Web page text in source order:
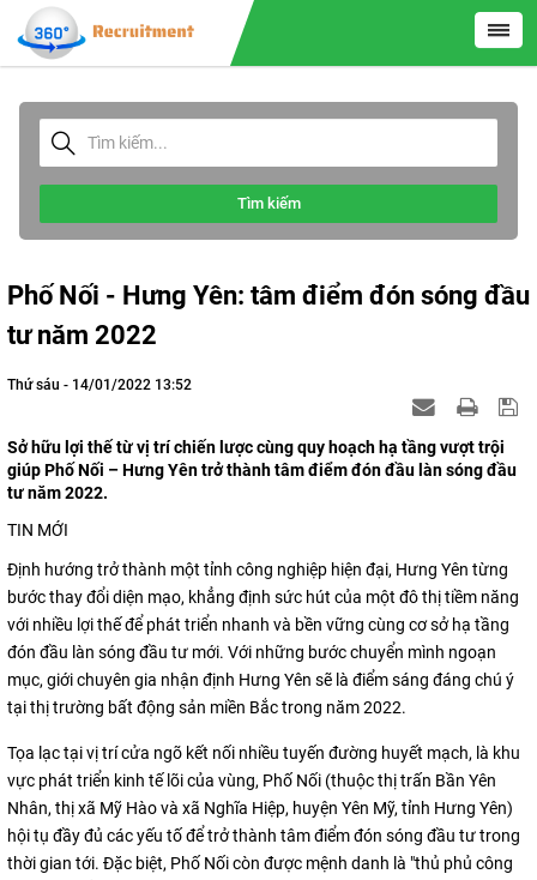
Tìm kiếm
Phố Nối - Hưng Yên: tâm điểm đón sóng đầu
tư năm 2022
Thứ sáu - 14/01/2022 13:52
Sở hữu lợi thế từ vị trí chiến lược cùng quy hoạch hạ tầng vượt trội
giúp Phố Nối – Hưng Yên trở thành tâm điểm đón đầu làn sóng đầu
tư năm 2022.
TIN MỚI
Định hướng trở thành một tỉnh công nghiệp hiện đại, Hưng Yên từng
bước thay đổi diện mạo, khẳng định sức hút của một đô thị tiềm năng
với nhiều lợi thế để phát triển nhanh và bền vững cùng cơ sở hạ tầng
đón đầu làn sóng đầu tư mới. Với những bước chuyển mình ngoạn
mục, giới chuyên gia nhận định Hưng Yên sẽ là điểm sáng đáng chú ý
tại thị trường bất động sản miền Bắc trong năm 2022.
Tọa lạc tại vị trí cửa ngõ kết nối nhiều tuyến đường huyết mạch, là khu
vực phát triển kinh tế lõi của vùng, Phố Nối (thuộc thị trấn Bần Yên
Nhân, thị xã Mỹ Hào và xã Nghĩa Hiệp, huyện Yên Mỹ, tỉnh Hưng Yên)
hội tụ đầy đủ các yếu tố để trở thành tâm điểm đón sóng đầu tư trong
thời gian tới. Đặc biệt, Phố Nối còn được mệnh danh là "thủ phủ công